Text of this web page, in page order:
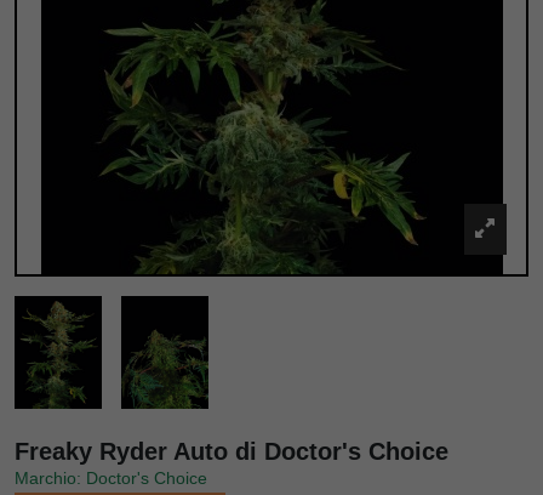
Freaky Ryder Auto di Doctor's Choice
Marchio: Doctor's Choice